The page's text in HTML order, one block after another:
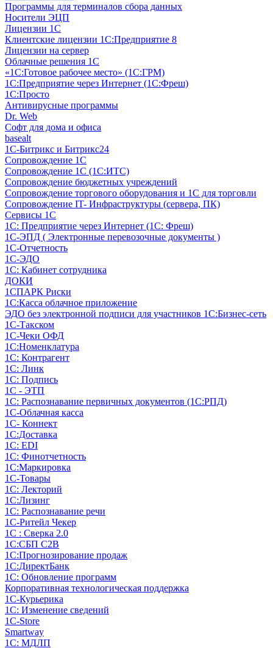
Программы для терминалов сбора данных
Носители ЭЦП
Лицензии 1С
Клиентские лицензии 1С:Предприятие 8
Лицензии на сервер
Облачные решения 1С
«1C:Готовое рабочее место» (1С:ГРМ)
1С:Предприятие через Интернет (1С:Фреш)
1С:Просто
Антивирусные программы
Dr. Web
Софт для дома и офиса
basealt
1С-Битрикс и Битрикс24
Сопровождение 1С
Сопровождение 1С (1С:ИТС)
Сопровождение бюджетных учреждений
Сопровождение торгового оборудования и 1С для торговли
Сопровождение IT- Инфраструктуры (сервера, ПК)
Сервисы 1С
1С: Предприятие через Интернет (1С: Фреш)
1С-ЭПД ( Электронные перевозочные документы )
1С-Отчетность
1С-ЭДО
1С: Кабинет сотрудника
ДОКИ
1СПАРК Риски
1С:Касса облачное приложение
ЭДО без электронной подписи для участников 1С:Бизнес-сеть
1С-Такском
1С-Чеки ОФД
1С:Номенклатура
1С: Контрагент
1С: Линк
1С: Подпись
1С - ЭТП
1С: Распознавание первичных документов (1С:РПД)
1С-Облачная касса
1С- Коннект
1С:Доставка
1С: EDI
1С: Финотчетность
1С:Маркировка
1С-Товары
1С: Лекторий
1С:Лизинг
1С: Распознавание речи
1C-Ритейл Чекер
1С : Сверка 2.0
1С:СБП C2B
1С:Прогнозирование продаж
1С:ДиректБанк
1С: Обновление программ
Корпоративная технологическая поддержка
1С-Курьерика
1С: Изменение сведений
1C-Store
Smartway
1С: МДЛП